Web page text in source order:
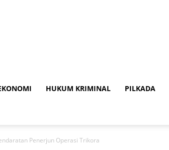
HUKUM KRIMINAL PILKADA
Penerjun Operasi Trikora